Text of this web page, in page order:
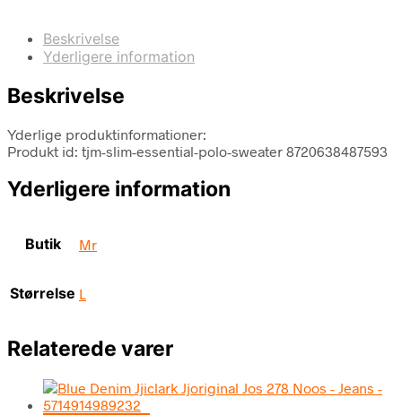
Beskrivelse
Yderligere information
Beskrivelse
Yderlige produktinformationer:
Produkt id: tjm-slim-essential-polo-sweater 8720638487593
Yderligere information
Butik Mr
Størrelse L
Relaterede varer